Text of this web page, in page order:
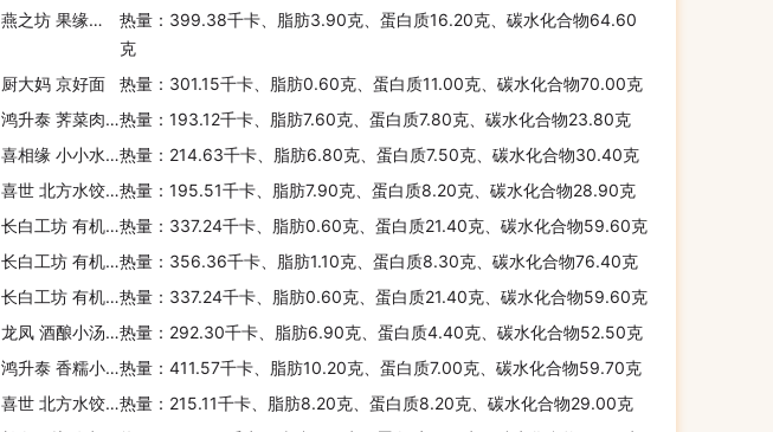
燕之坊 果缘谷韵禅食益元八宝粉
热量：399.38千卡、脂肪3.90克、蛋白质16.20克、碳水化合物64.60
克
厨大妈 京好面
热量：301.15千卡、脂肪0.60克、蛋白质11.00克、碳水化合物70.00克
鸿升泰 荠菜肉丝春卷热量：193.12千卡、脂肪7.60克、蛋白质7.80克、碳水化合物23.80克
喜相缘 小小水饺(猪肉三鲜)热量：214.63千卡、脂肪6.80克、蛋白质7.50克、碳水化合物30.40克
喜世 北方水饺(猪肉韭菜)热量：195.51千卡、脂肪7.90克、蛋白质8.20克、碳水化合物28.90克
长白工坊 有机红小豆热量：337.24千卡、脂肪0.60克、蛋白质21.40克、碳水化合物59.60克
长白工坊 有机绿小米热量：356.36千卡、脂肪1.10克、蛋白质8.30克、碳水化合物76.40克
长白工坊 有机芸豆热量：337.24千卡、脂肪0.60克、蛋白质21.40克、碳水化合物59.60克
龙凤 酒酿小汤圆热量：292.30千卡、脂肪6.90克、蛋白质4.40克、碳水化合物52.50克
鸿升泰 香糯小圆子热量：411.57千卡、脂肪10.20克、蛋白质7.00克、碳水化合物59.70克
喜世 北方水饺(猪肉香菇)热量：215.11千卡、脂肪8.20克、蛋白质8.20克、碳水化合物29.00克